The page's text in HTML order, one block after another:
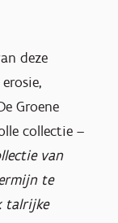
deze
Groene
collectie –
van
te
talrijke